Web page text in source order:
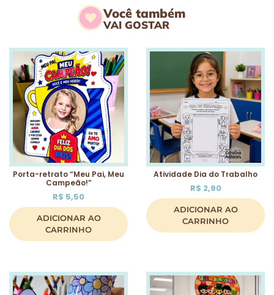
Você também
VAI GOSTAR
Porta-retrato “Meu Pai, Meu
Campeão!”
R$ 5,50
ADICIONAR AO
CARRINHO
Atividade Dia do Trabalho
R$ 2,90
ADICIONAR AO
CARRINHO